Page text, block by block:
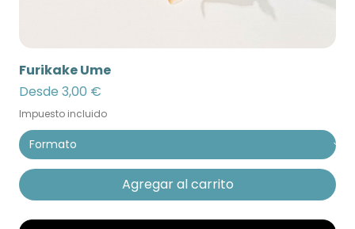
Furikake Ume
Desde 3,00 €
Precio de oferta
Impuesto incluido
Agregar al carrito